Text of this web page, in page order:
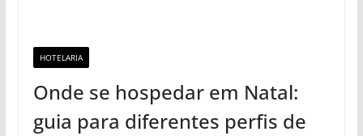
HOTELARIA
Onde se hospedar em Natal:
guia para diferentes perfis de